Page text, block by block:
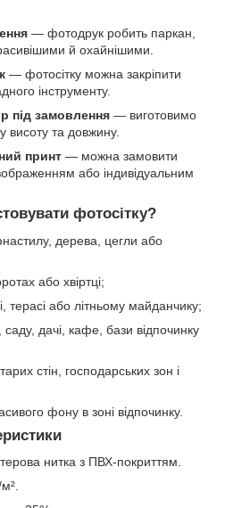
— фотодрук робить паркан,
й охайнішими.
— фотосітку можна закріпити
інструменту.
під замовлення — виготовимо
висоту та довжину.
принт — можна замовити
або індивідуальним
фотосітку?
дерева, цегли або
або хвіртці;
терасі або літньому майданчику;
дачі, кафе, бази відпочинку
стін, господарських зон і
фону в зоні відпочинку.
нитка з ПВХ-покриттям.